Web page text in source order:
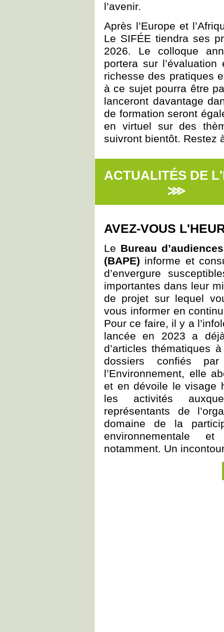
l’avenir.
Après l’Europe et
Le SIFÉE tiendra ses
2026. Le colloque
portera sur
richesse des pratiques
à ce sujet pourra être
lanceront davantage
de formation seront
en virtuel sur des
suivront bientôt. Restez
⋙
AVEZ-VOUS
Le Bureau
(BAPE) informe et
d’envergure
importantes dans leur
de projet sur lequel
vous informer en
Pour ce faire, il y a
lancée en 2023 a
d’articles thématiques
dossiers confiés
l’Environnement, elle
et en dévoile le visage
les activités
représentants de
domaine de la
environnementale
notamment. Un